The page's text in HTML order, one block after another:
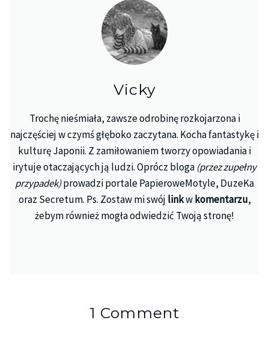
Vicky
Trochę nieśmiała, zawsze odrobinę rozkojarzona i
najczęściej w czymś głęboko zaczytana. Kocha fantastykę i
kulturę Japonii. Z zamiłowaniem tworzy opowiadania i
irytuje otaczających ją ludzi. Oprócz bloga (przez zupełny
przypadek)prowadzi portale PapieroweMotyle, DuzeKa
oraz Secretum. Ps. Zostaw mi swój linkwkomentarzu,
żebym również mogła odwiedzić Twoją stronę!
1 Comment